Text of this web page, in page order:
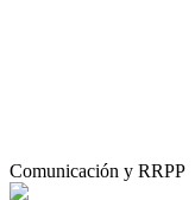
Comunicación y RRPP